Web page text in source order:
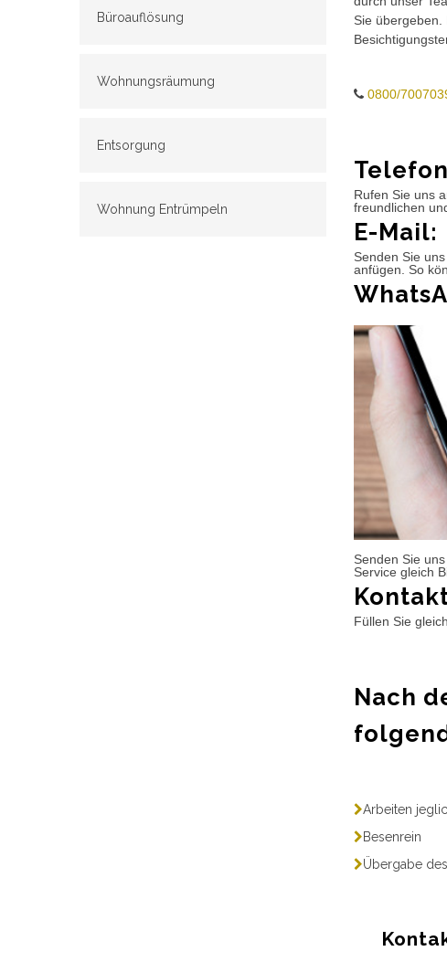
Büroauflösung
Wohnungsräumung
Entsorgung
Wohnung Entrümpeln
Sie
0800/
Rufen Sie uns
freundlichen
E-Mail:
Senden Sie
anfügen. So
Senden Sie
Service gleich
Füllen Sie
Nach
Arbeiten
Besenrein
Übergabe